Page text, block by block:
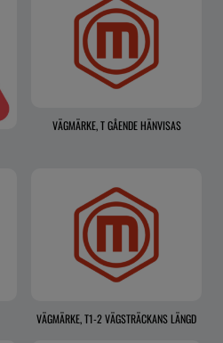
VÄGMÄRKE, T GÅENDE HÄNVISAS
VÄGMÄRKE, T1-2 VÄGSTRÄCKANS LÄNGD